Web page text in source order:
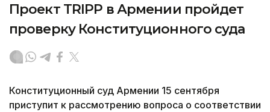
Проект TRIPP в Армении пройдет
проверку Конституционного суда
Конституционный суд Армении 15 сентября
приступит к рассмотрению вопроса о соответствии